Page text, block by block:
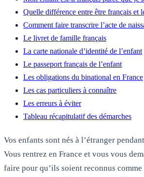
Quelle différence entre être français et
Comment faire transcrire l’acte de
Le livret de famille français
La carte nationale d’identité de l’enfant
Le passeport français de l’enfant
Les obligations du binational en France
Les cas particuliers à connaître
Les erreurs à éviter
Tableau récapitulatif des démarches
Vos enfants sont nés à l’étranger
Vous rentrez en France et vous vous
faire pour qu’ils soient reconnus comme